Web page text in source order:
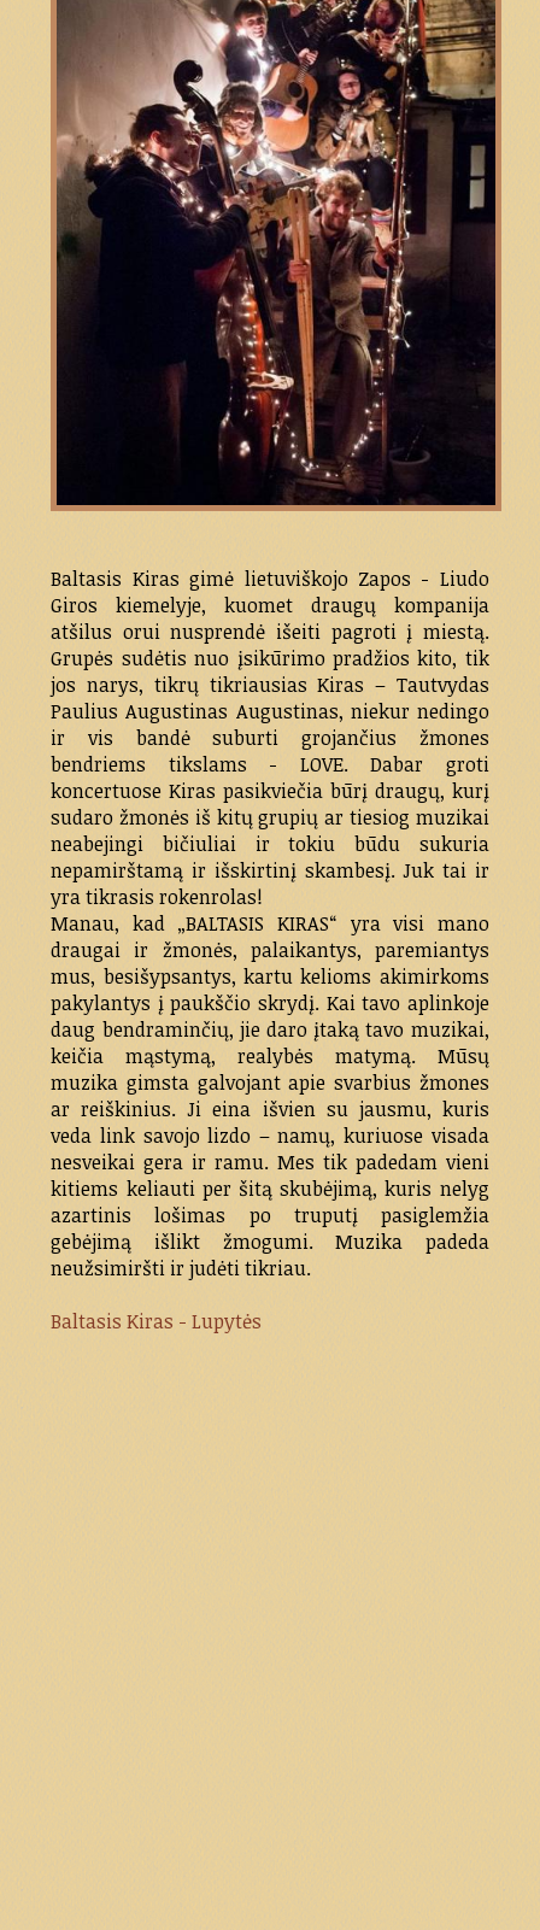
Baltasis Kiras gimė lietuviškojo Zapos - Liudo
Giros kiemelyje, kuomet draugų kompanija
atšilus orui nusprendė išeiti pagroti į miestą.
Grupės sudėtis nuo įsikūrimo pradžios kito, tik
jos narys, tikrų tikriausias Kiras – Tautvydas
Paulius Augustinas Augustinas, niekur nedingo
ir vis bandė suburti grojančius žmones
bendriems tikslams - LOVE. Dabar groti
koncertuose Kiras pasikviečia būrį draugų, kurį
sudaro žmonės iš kitų grupių ar tiesiog muzikai
neabejingi bičiuliai ir tokiu būdu sukuria
nepamirštamą ir išskirtinį skambesį. Juk tai ir
yra tikrasis rokenrolas!
Manau, kad „BALTASIS KIRAS“ yra visi mano
draugai ir žmonės, palaikantys, paremiantys
mus, besišypsantys, kartu kelioms akimirkoms
pakylantys į paukščio skrydį. Kai tavo aplinkoje
daug bendraminčių, jie daro įtaką tavo muzikai,
keičia mąstymą, realybės matymą. Mūsų
muzika gimsta galvojant apie svarbius žmones
ar reiškinius. Ji eina išvien su jausmu, kuris
veda link savojo lizdo – namų, kuriuose visada
nesveikai gera ir ramu. Mes tik padedam vieni
kitiems keliauti per šitą skubėjimą, kuris nelyg
azartinis lošimas po truputį pasiglemžia
gebėjimą išlikt žmogumi. Muzika padeda
neužsimiršti ir judėti tikriau.
Baltasis Kiras - Lupytės